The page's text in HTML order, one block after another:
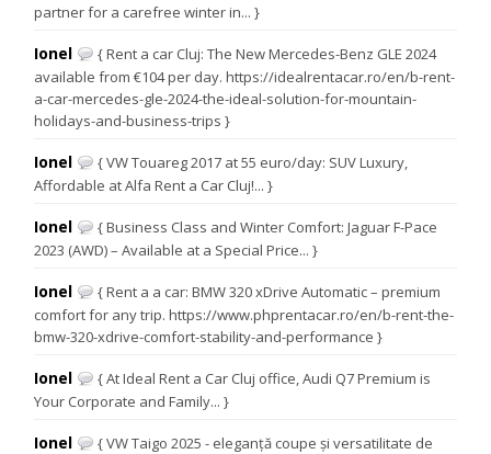
partner for a carefree winter in... }
Ionel
{ Rent a car Cluj: The New Mercedes-Benz GLE 2024
available from €104 per day. https://idealrentacar.ro/en/b-rent-
a-car-mercedes-gle-2024-the-ideal-solution-for-mountain-
holidays-and-business-trips }
Ionel
{ VW Touareg 2017 at 55 euro/day: SUV Luxury,
Affordable at Alfa Rent a Car Cluj!... }
Ionel
{ Business Class and Winter Comfort: Jaguar F-Pace
2023 (AWD) – Available at a Special Price... }
Ionel
{ Rent a a car: BMW 320 xDrive Automatic – premium
comfort for any trip. https://www.phprentacar.ro/en/b-rent-the-
bmw-320-xdrive-comfort-stability-and-performance }
Ionel
{ At Ideal Rent a Car Cluj office, Audi Q7 Premium is
Your Corporate and Family... }
Ionel
{ VW Taigo 2025 - eleganță coupe și versatilitate de